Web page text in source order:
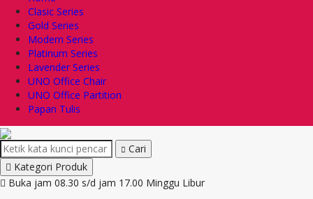
Clasic Series
Gold Series
Modern Series
Platinum Series
Lavender Series
UNO Office Chair
UNO Office Partition
Papan Tulis
Cari
Kategori Produk
Buka jam 08.30 s/d jam 17.00 Minggu Libur